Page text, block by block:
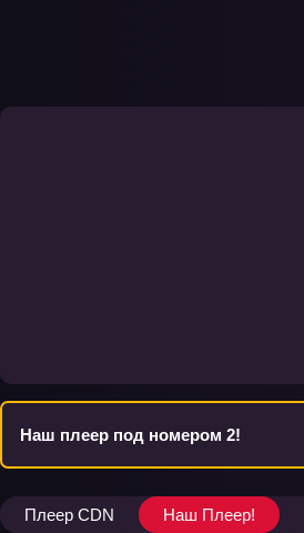
Наш плеер под номером 2!
Плеер CDN Наш Плеер!